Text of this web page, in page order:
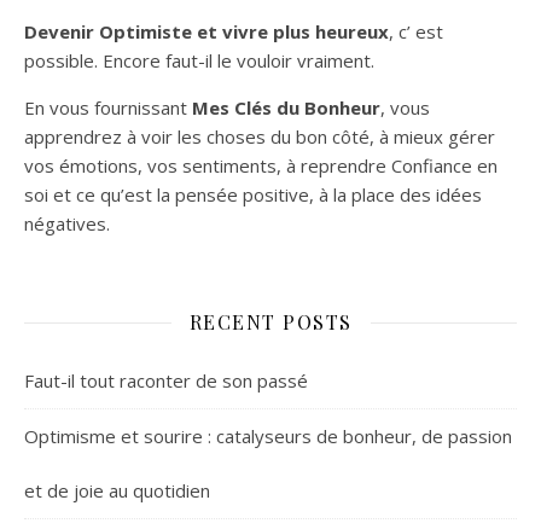
Devenir Optimiste et vivre plus heureux, c’ est
possible. Encore faut-il le vouloir vraiment.
En vous fournissant Mes Clés du Bonheur, vous
apprendrez à voir les choses du bon côté, à mieux gérer
vos émotions, vos sentiments, à reprendre Confiance en
soi et ce qu’est la pensée positive, à la place des idées
négatives.
RECENT POSTS
Faut-il tout raconter de son passé
Optimisme et sourire : catalyseurs de bonheur, de passion
et de joie au quotidien